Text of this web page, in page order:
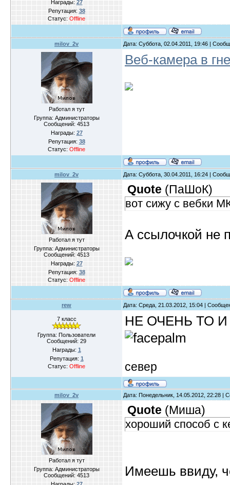
Награды: 27
Репутация: 38
Статус: Offline
milov_2v Дата: Суббота, 02.04.2011, 19:46 |
Работал я тут
Группа: Администраторы
Сообщений: 4513
Награды: 27
Репутация: 38
Статус: Offline
Веб-камера в
milov_2v Дата: Суббота, 30.04.2011, 16:24 |
Работал я тут
Группа: Администраторы
Сообщений: 4513
Награды: 27
Репутация: 38
Статус: Offline
Quote (ПаШоК)
вот сижу с вебки
А ссылочкой не
rew Дата: Среда, 21.03.2012, 15:04 |
7 класс
Группа: Пользователи
Сообщений: 29
Награды: 1
Репутация: 1
Статус: Offline
НЕ ОЧЕНЬ ТО
север
milov_2v Дата: Понедельник, 14.05.2012, 22:28 |
Работал я тут
Группа: Администраторы
Сообщений: 4513
Quote (Миша)
хороший способ с
Имеешь ввиду,